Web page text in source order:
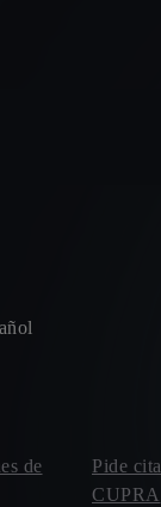
de
Pide
CUPRA